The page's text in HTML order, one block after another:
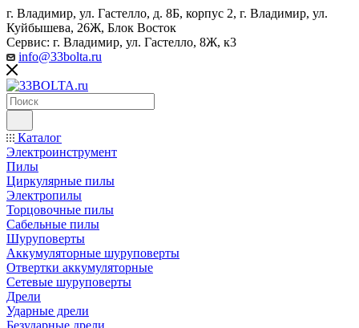
г. Владимир, ул. Гастелло, д. 8Б, корпус 2, г. Владимир, ул. ​
Куйбышева, 26Ж, Блок Восток
Сервис: г. Владимир, ул. Гастелло, 8Ж, к3
info@33bolta.ru
Каталог
Электроинструмент
Пилы
Циркулярные пилы
Электропилы
Торцовочные пилы
Сабельные пилы
Шуруповерты
Аккумуляторные шуруповерты
Отвертки аккумуляторные
Сетевые шуруповерты
Дрели
Ударные дрели
Безударные дрели